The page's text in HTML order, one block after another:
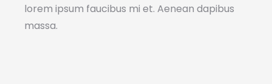
lorem ipsum faucibus mi et. Aenean dapibus
massa.